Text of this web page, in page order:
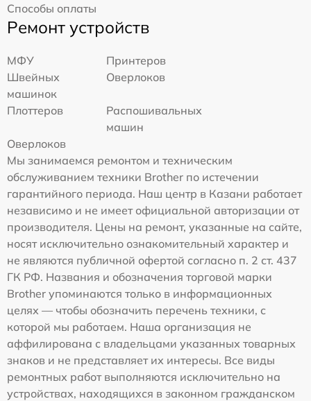
Способы оплаты
Ремонт устройств
МФУ
Принтеров
Швейных
машинок
Оверлоков
Плоттеров
Распошивальных
машин
Оверлоков
Мы занимаемся ремонтом и техническим
обслуживанием техники Brother по истечении
гарантийного периода. Наш центр в Казани работает
независимо и не имеет официальной авторизации от
производителя. Цены на ремонт, указанные на сайте,
носят исключительно ознакомительный характер и
не являются публичной офертой согласно п. 2 ст. 437
ГК РФ. Названия и обозначения торговой марки
Brother упоминаются только в информационных
целях — чтобы обозначить перечень техники, с
которой мы работаем. Наша организация не
аффилирована с владельцами указанных товарных
знаков и не представляет их интересы. Все виды
ремонтных работ выполняются исключительно на
устройствах, находящихся в законном гражданском